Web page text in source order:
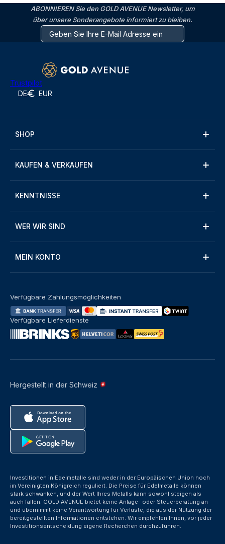
ABONNIEREN Sie den GOLD AVENUE Newsletter, um
über unsere Sonderangebote informiert zu bleiben.
Trustpilot
DE EUR
SHOP
KAUFEN & VERKAUFEN
KENNTNISSE
WER WIR SIND
MEIN KONTO
Hergestellt in der Schweiz
Verfügbare Zahlungsmöglichkeiten
Verfügbare Lieferdienste
Investitionen in Edelmetalle sind weder in der Europäischen Union noch
im Vereinigten Königreich reguliert. Die Preise für Edelmetalle können
stark schwanken, und der Wert Ihres Metalls kann sowohl steigen als
auch fallen. GOLD AVENUE bietet keine Anlage- oder Steuerberatung an
und übernimmt keine Verantwortung für Verluste, die aus der Nutzung der
bereitgestellten Informationen entstehen. Wir empfehlen Ihnen, vor jeder
Investitionsentscheidung eigene Recherchen durchzuführen.